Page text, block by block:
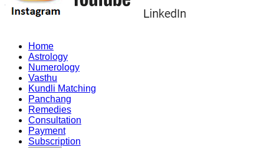
Home
Astrology
Numerology
Vasthu
Kundli Matching
Panchang
Remedies
Consultation
Payment
Subscription